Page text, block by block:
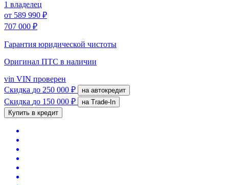
1 владелец
от 589 990 ₽
707 000 ₽
Гарантия юридической чистоты
Оригинал ПТС в наличии
vin VIN проверен
Скидка до 250 000 ₽ на автокредит
Скидка до 150 000 ₽
на Trade-In
Купить в кредит